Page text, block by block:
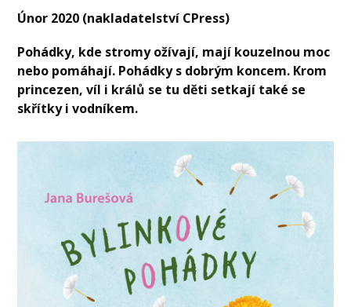
Únor 2020 (nakladatelství CPress)
Pohádky, kde stromy ožívají, mají kouzelnou moc
nebo pomáhají. Pohádky s dobrým koncem. Krom
princezen, víl i králů se tu děti setkají také se
skřítky i vodníkem.